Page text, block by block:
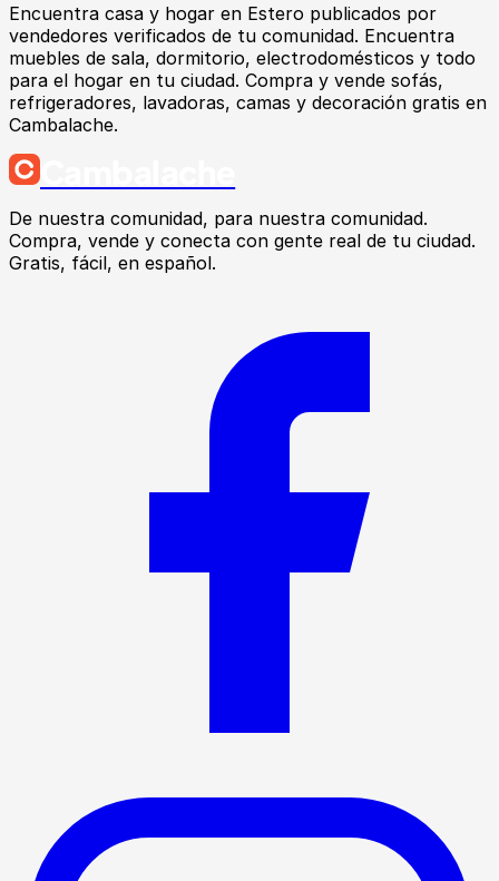
Encuentra casa y hogar en Estero publicados por
vendedores verificados de tu comunidad. Encuentra
muebles de sala, dormitorio, electrodomésticos y todo
para el hogar en tu ciudad. Compra y vende sofás,
refrigeradores, lavadoras, camas y decoración gratis en
Cambalache.
De nuestra comunidad, para nuestra comunidad.
Compra, vende y conecta con gente real de tu ciudad.
Gratis, fácil, en español.